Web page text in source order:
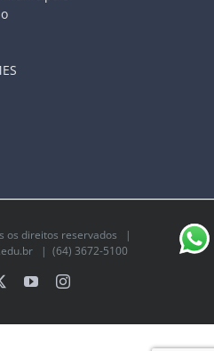
os direitos reservados |
| (64) 3672-5100
YouTubeInstagram